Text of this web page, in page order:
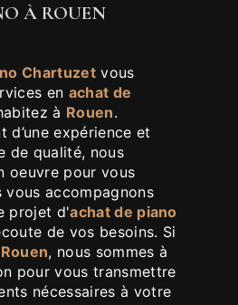
À ROUEN
Chartuzetvous
en achat de
à Rouen.
d’une expérience et
de qualité, nous
oeuvre pour vous
vous accompagnons
projet d'achat de piano
de vos besoins. Si
Rouen, nous sommes à
pour vous transmettre
nécessaires à votre